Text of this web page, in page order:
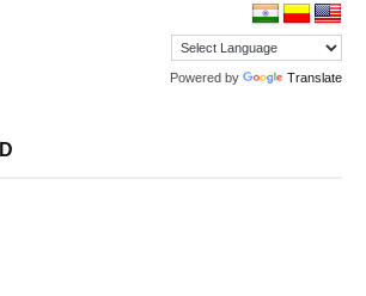
Powered by Translate